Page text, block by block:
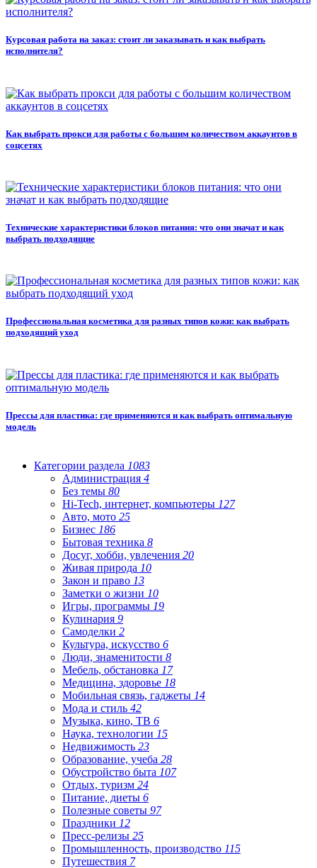
Курсовая работа на заказ: стоит ли заказывать и как выбрать
исполнителя?
Как выбрать прокси для работы с большим количеством аккаунтов в
соцсетях
Технические характеристики блоков питания: что они значат и как
выбрать подходящие
Профессиональная косметика для разных типов кожи: как выбрать
подходящий уход
Прессы для пластика: где применяются и как выбрать оптимальную
модель
Категории раздела 1083
Администрация 4
Без темы 80
Hi-Tech, интернет, компьютеры 127
Авто, мото 25
Бизнес 186
Бытовая техника 8
Досуг, хобби, увлечения 20
Живая природа 10
Закон и право 13
Заметки о жизни 10
Игры, программы 19
Кулинария 9
Самоделки 2
Культура, искусство 6
Люди, знаменитости 8
Мебель, обстановка 17
Медицина, здоровье 18
Мобильная связь, гаджеты 14
Мода и стиль 42
Музыка, кино, ТВ 6
Наука, технологии 15
Недвижимость 23
Образование, учеба 28
Обустройство быта 107
Отдых, туризм 24
Питание, диеты 6
Полезные советы 97
Праздники 12
Пресс-релизы 25
Промышленность, производство 115
Путешествия 7